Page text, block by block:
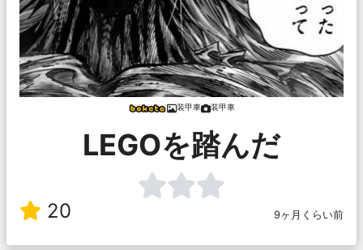
装甲車 装甲車
LEGOを踏んだ
20 9ヶ月くらい前